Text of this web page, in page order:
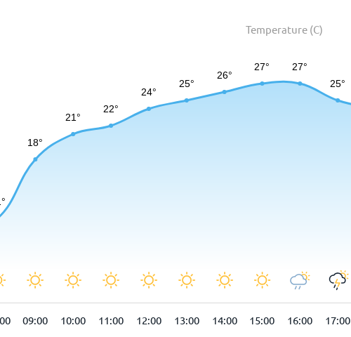
Temperature (C)
09:00 10:00 11:00 12:00 13:00 14:00 15:00 16:00 17:00